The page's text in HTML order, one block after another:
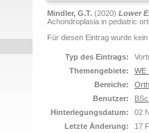
Mindler, G.T. (2020) Lower
Achondroplasia in pediatric
Für diesen Eintrag wurde
Typ des Eintrags:
Themengebiete:
WE
Bereiche:
Benutzer:
Hinterlegungsdatum:
02
Letzte Änderung:
17